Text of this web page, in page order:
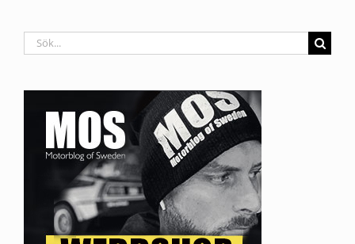
Sök
efter: